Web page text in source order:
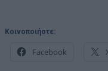
Κοινοποιήστε:
Facebook